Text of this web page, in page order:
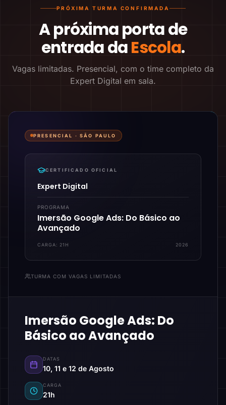
PRÓXIMA TURMA CONFIRMADA
A próxima porta de
entrada daEscola.
Vagas limitadas. Presencial, com o time completo da
Expert Digital em sala.
PRESENCIAL ·SÃO PAULO
CERTIFICADO OFICIAL
Expert Digital
PROGRAMA
Imersão Google Ads: Do Básico ao
Avançado
CARGA: 21H 2026
TURMA COM VAGAS LIMITADAS
Imersão Google Ads: Do
Básico ao Avançado
DATAS
10, 11 e 12 de Agosto
CARGA
21h